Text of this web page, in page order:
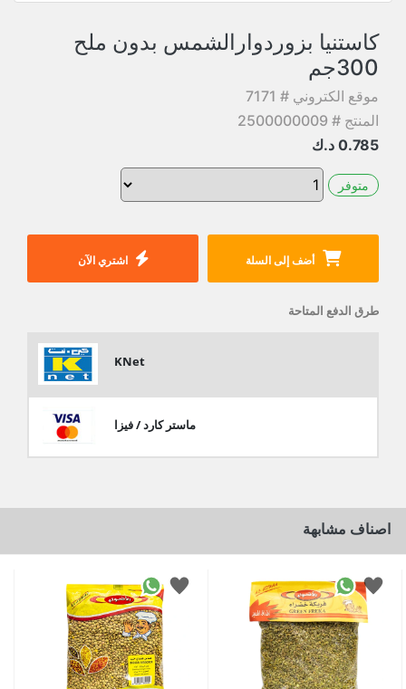
كاستنيا بزوردوارالشمس بدون ملح
300جم
موقع الكتروني # 7171
المنتج # 2500000009
0.785 د.ك
متوفر
أضف إلى السلة اشتري الآن
طرق الدفع المتاحة
KNet
ماستر كارد / فيزا
اصناف مشابهة